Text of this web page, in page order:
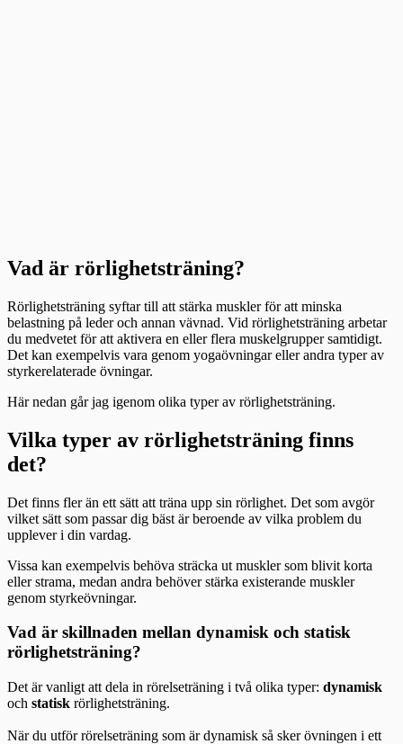
Vad är rörlighetsträning?
Rörlighetsträning syftar till att stärka muskler för att minska
belastning på leder och annan vävnad. Vid rörlighetsträning arbetar
du medvetet för att aktivera en eller flera muskelgrupper samtidigt.
Det kan exempelvis vara genom yogaövningar eller andra typer av
styrkerelaterade övningar.
Här nedan går jag igenom olika typer av rörlighetsträning.
Vilka typer av rörlighetsträning finns
det?
Det finns fler än ett sätt att träna upp sin rörlighet. Det som avgör
vilket sätt som passar dig bäst är beroende av vilka problem du
upplever i din vardag.
Vissa kan exempelvis behöva sträcka ut muskler som blivit korta
eller strama, medan andra behöver stärka existerande muskler
genom styrkeövningar.
Vad är skillnaden mellan dynamisk och statisk
rörlighetsträning?
Det är vanligt att dela in rörelseträning i två olika typer: dynamisk
och statisk rörlighetsträning.
När du utför rörelseträning som är dynamisk så sker övningen i ett